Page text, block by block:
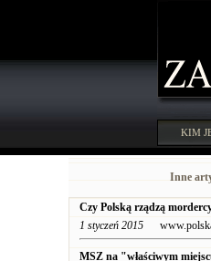
KIM
Inne
Czy Polską rządzą
1 styczeń 2015
MSZ na "właściwym